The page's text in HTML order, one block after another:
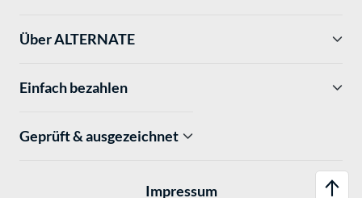
Über ALTERNATE
Einfach bezahlen
Geprüft & ausgezeichnet
Impressum